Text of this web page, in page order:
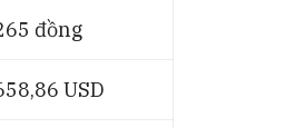
đồng
USD